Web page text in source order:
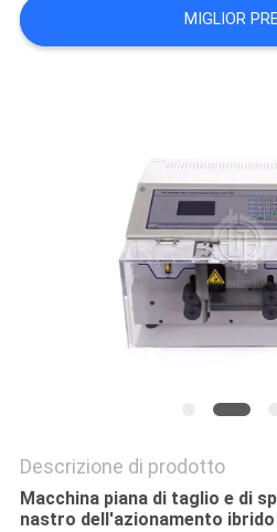
MAPPA
MIGLIOR
Descrizione di prodotto
Macchina piana di taglio e di
nastro dell'azionamento